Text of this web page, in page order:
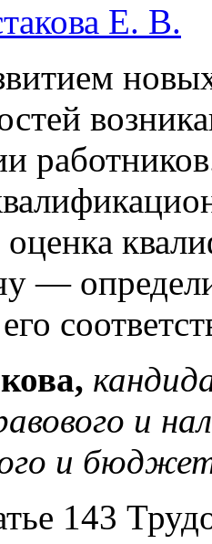
Е. В.
оценка
—
и
и
143